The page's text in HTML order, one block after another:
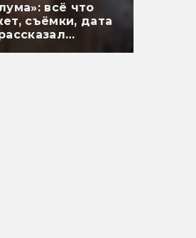
всё что
съёмки, дата